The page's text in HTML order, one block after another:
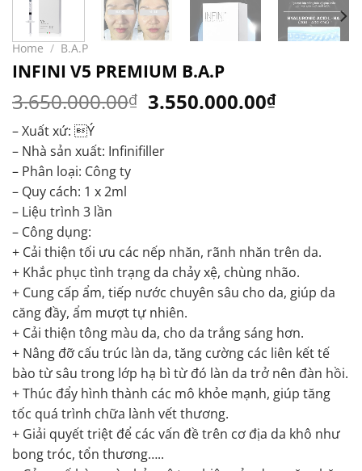
Home / B.A.P
INFINI V5 PREMIUM B.A.P
3.650.000.00₫ Original
was:
3.650.000.00₫.
3.550.000.00₫Current
– Xuất xứ: Ý
– Nhà sản xuất: Infinifiller
– Phân loại: Công ty
– Quy cách: 1 x 2ml
– Liệu trình 3 lần
– Công dụng:
+ Cải thiện tối ưu các nếp nhăn, rãnh nhăn trên da.
+ Khắc phục tình trạng da chảy xệ, chùng nhão.
+ Cung cấp ẩm, tiếp nước chuyên sâu cho da, giúp da
căng đầy, ẩm mượt tự nhiên.
+ Cải thiện tông màu da, cho da trắng sáng hơn.
+ Nâng đỡ cấu trúc làn da, tăng cường các liên kết tế
bào từ sâu trong lớp hạ bì từ đó làn da trở nên đàn hồi.
+ Thúc đẩy hình thành các mô khỏe mạnh, giúp tăng
tốc quá trình chữa lành vết thương.
+ Giải quyết triệt để các vấn đề trên cơ địa da khô như
bong tróc, tổn thương…..